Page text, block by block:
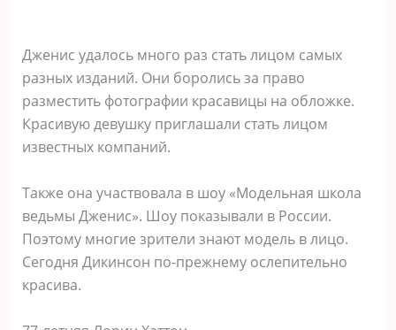
Дженис удалось много раз стать лицом самых
разных изданий. Они боролись за право
разместить фотографии красавицы на обложке.
Красивую девушку приглашали стать лицом
известных компаний.
Также она участвовала в шоу «Модельная школа
ведьмы Дженис». Шоу показывали в России.
Поэтому многие зрители знают модель в лицо.
Сегодня Дикинсон по-прежнему ослепительно
красива.